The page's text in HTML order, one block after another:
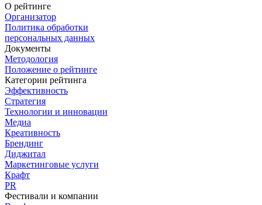
О рейтинге
Организатор
Политика обработки
персональных данных
Документы
Методология
Положение о рейтинге
Категории рейтинга
Эффективность
Стратегия
Технологии и инновации
Медиа
Креативность
Брендинг
Диджитал
Маркетинговые услуги
Крафт
PR
Фестивали и компании